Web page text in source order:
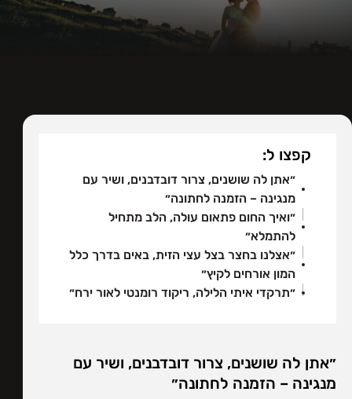
קפצו ל:
״אתן לה שושנים, צרור דובדבנים, ושיר עם
מנגינה – הזמנה לחתונה״
״ואיך החום פתאום עולה, הלב מתחיל
להתמלא״
״אצלנו בחצר בצל עצי הזית, באים בדרך כלל
המון אורחים לקיץ״
״תרקדי איתי הלילה, ריקוד רומנטי לאור ירח״
״אתן לה שושנים, צרור דובדבנים, ושיר עם
מנגינה – הזמנה לחתונה״